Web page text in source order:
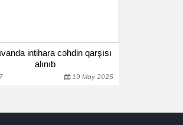
intihara cəhdin qarşısı
alınıb
19 May 2025